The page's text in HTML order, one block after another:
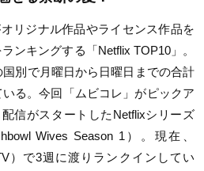
オリジナル作品やライセンス作品を
ンキングする「Netflix TOP10」。
別で月曜日から日曜日までの合計
る。今回「ムビコレ」がピックア
信がスタートしたNetflixシリーズ
Wives Season 1）。現在、
）で3週に渡りランクインしてい